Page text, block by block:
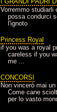
Vorremmo studiarli
possa condurci
l'ignoto
Princess Royal
if you was a royal
careless if you
me ...
CONCORSI
Non vincerò mai
Come cane
per lo vasto